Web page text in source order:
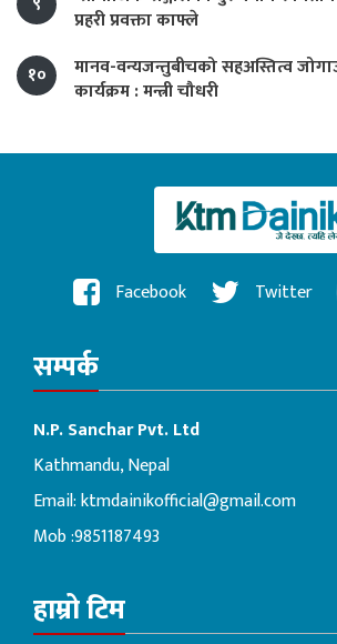
प्रहरी प्रवक्ता काफ्ले
१०
मानव-वन्यजन्तुबीचको सहअस्तित्व जोगाउन
कार्यक्रम : मन्त्री चौधरी
Facebook Twitter
सम्पर्क
N.P. Sanchar Pvt. Ltd
Kathmandu, Nepal
Email:ktmdainikofficial@gmail.com
Mob :9851187493
हाम्रो टिम